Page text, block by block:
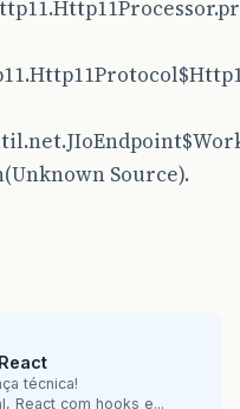
Source).
técnica!
React com hooks e...